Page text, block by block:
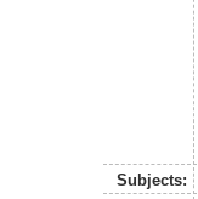
Subjects: